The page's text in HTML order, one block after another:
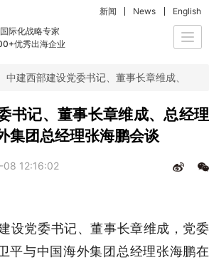
际化战略专家
优秀出海企业
新闻 News English
中建西部建设党委书记、董事长章维成、总
书记、董事长章维成、总经理
集团总经理张海鹏会谈
12:16:02
设党委书记、董事长章维成，党委
平与中国海外集团总经理张海鹏在